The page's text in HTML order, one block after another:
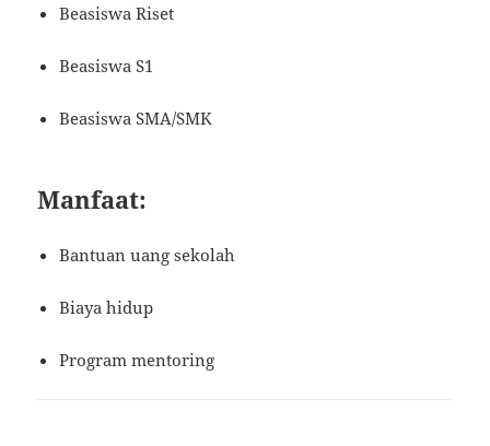
Beasiswa Riset
Beasiswa S1
Beasiswa SMA/SMK
Manfaat:
Bantuan uang sekolah
Biaya hidup
Program mentoring